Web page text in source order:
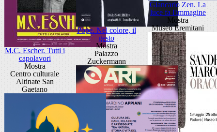
M.C. Escher. Tutti i
capolavori
Mostra
Centro culturale
Altinate San
Gaetano
Pope. Nel colore, il
gesto
Mostra
Palazzo
Zuckermann
Giancarlo Zen. La
luce fa l'immagine
Mostra
Museo Eremitani